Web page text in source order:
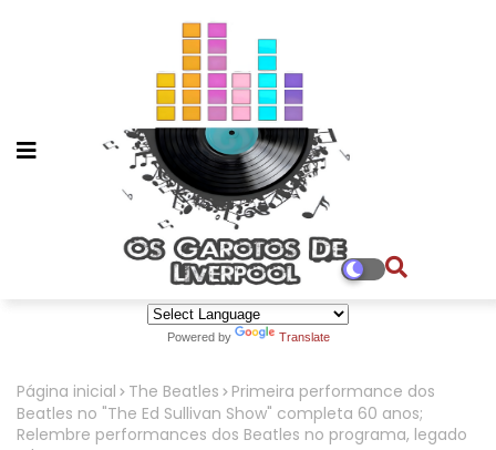
Powered by Translate
Página inicial The Beatles
Primeira performance dos
Beatles no "The Ed Sullivan Show" completa 60 anos;
Relembre performances dos Beatles no programa, legado